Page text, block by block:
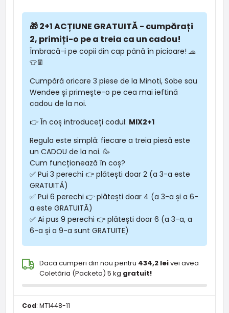
🎁 2+1 ACȚIUNE GRATUITĂ - cumpărați
2, primiți-o pe a treia ca un cadou!
Îmbracă-i pe copii din cap până în picioare! 🧢
👕👖
Cumpără oricare 3 piese de la Minoti, Sobe sau
Wendee și primește-o pe cea mai ieftină
cadou de la noi.
👉 În coș introduceți codul: MIX2+1
Regula este simplă: fiecare a treia piesă este
un CADOU de la noi. 🥳
Cum funcționează în coș?
✅ Pui 3 perechi 👉 plătești doar 2 (a 3-a este
GRATUITĂ)
✅ Pui 6 perechi 👉 plătești doar 4 (a 3-a și a 6-
a este GRATUITĂ)
✅ Ai pus 9 perechi 👉 plătești doar 6 (a 3-a, a
6-a și a 9-a sunt GRATUITE)
Dacă cumperi din nou pentru 434,2 leivei avea
Coletăria (Packeta) 5 kg gratuit!
Cod: MT1448-11